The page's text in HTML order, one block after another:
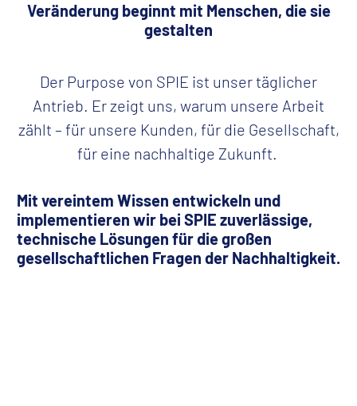
Veränderung beginnt mit Menschen, die sie
gestalten
Der Purpose von SPIE ist unser täglicher
Antrieb. Er zeigt uns, warum unsere Arbeit
zählt – für unsere Kunden, für die Gesellschaft,
für eine nachhaltige Zukunft.
Mit vereintem Wissen entwickeln und
implementieren wir bei SPIE zuverlässige,
technische Lösungen für die großen
gesellschaftlichen Fragen der Nachhaltigkeit.